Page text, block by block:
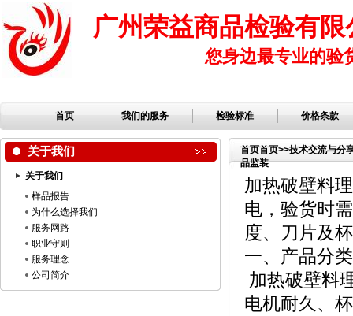
广州荣益商品检验有限
您身边最专业的验
首页 我们的服务 检验标准 价格条款
关于我们
关于我们
样品报告
为什么选择我们
服务网路
职业守则
服务理念
公司简介
首页首页>>技术交流与分
品监装
加热破壁料
电，验货时
度、刀片及
一、产品分
加热破壁料
电机耐久、